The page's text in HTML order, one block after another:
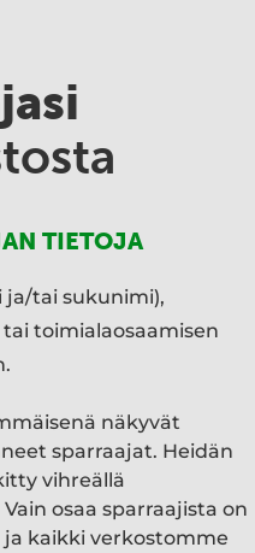
TIETOJA
tai sukunimi),
toimialaosaamisen
näkyvät
sparraajat. Heidän
vihreällä
osaa sparraajista on
kaikki verkostomme